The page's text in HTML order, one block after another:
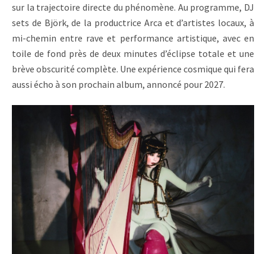
sur la trajectoire directe du phénomène. Au programme, DJ
sets de Björk, de la productrice Arca et d’artistes locaux, à
mi-chemin entre rave et performance artistique, avec en
toile de fond près de deux minutes d’éclipse totale et une
brève obscurité complète. Une expérience cosmique qui fera
aussi écho à son prochain album, annoncé pour 2027.